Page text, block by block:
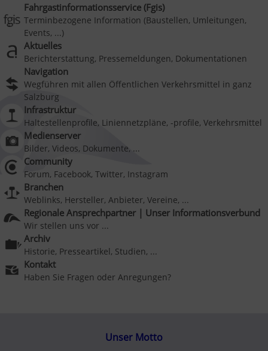
Fahrgastinformationsservice (Fgis)
Terminbezogene Information (Baustellen, Umleitungen,
Events, ...)
Aktuelles
Berichterstattung, Pressemeldungen, Dokumentationen
Navigation
Wegführen mit allen Öffentlichen Verkehrsmittel in ganz
Salzburg
Infrastruktur
Haltestellenprofile, Liniennetzpläne, -profile, Verkehrsmittel
Medienserver
Bilder, Videos, Dokumente, ...
Community
Forum, Facebook, Twitter, Instagram
Branchen
Weblinks, Hersteller, Anbieter, Vereine, ...
Regionale Ansprechpartner | Unser Informationsverbund
Wir stellen uns vor ...
Archiv
Historie, Presseartikel, Studien, ...
Kontakt
Haben Sie Fragen oder Anregungen?
Unser Motto